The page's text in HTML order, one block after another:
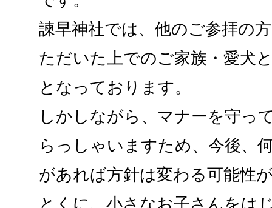
諫早神社では、他のご参拝の
ただいた上でのご家族・愛犬
となっております。
しかしながら、マナーを守っ
らっしゃいますため、今後、
があれば方針は変わる可能性
とくに、小さなお子さんをは